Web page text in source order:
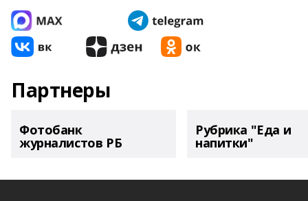
Партнеры
Фотобанк
журналистов РБ
Рубрика "Еда и
напитки"